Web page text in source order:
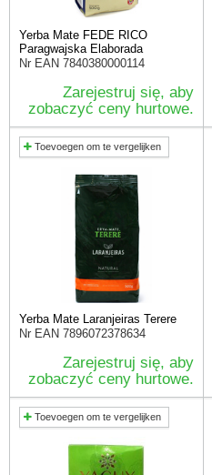
Yerba Mate FEDE RICO
Paragwajska Elaborada
Nr EAN 7840380000114
Zarejestruj się, aby
zobaczyć ceny hurtowe.
Toevoegen om te vergelijken
Yerba Mate Laranjeiras Terere
Nr EAN 7896072378634
Zarejestruj się, aby
zobaczyć ceny hurtowe.
Toevoegen om te vergelijken